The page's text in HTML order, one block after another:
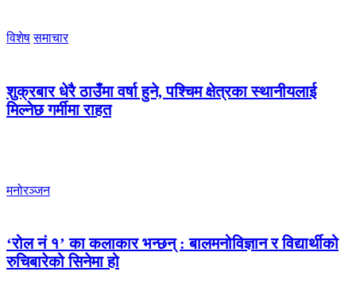
विशेष समाचार
शुक्रबार धेरै ठाउँमा वर्षा हुने, पश्चिम क्षेत्रका स्थानीयलाई
मिल्नेछ गर्मीमा राहत
मनोरञ्जन
‘रोल नं १’ का कलाकार भन्छन् : बालमनोविज्ञान र विद्यार्थीको
रुचिबारेको सिनेमा हो